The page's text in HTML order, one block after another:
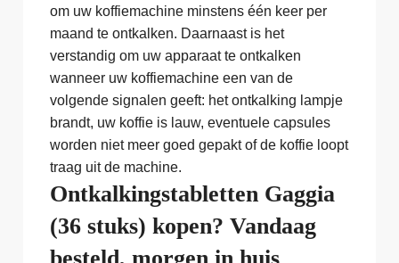
om uw koffiemachine minstens één keer per
maand te ontkalken. Daarnaast is het
verstandig om uw apparaat te ontkalken
wanneer uw koffiemachine een van de
volgende signalen geeft: het ontkalking lampje
brandt, uw koffie is lauw, eventuele capsules
worden niet meer goed gepakt of de koffie loopt
traag uit de machine.
Ontkalkingstabletten Gaggia
(36 stuks) kopen? Vandaag